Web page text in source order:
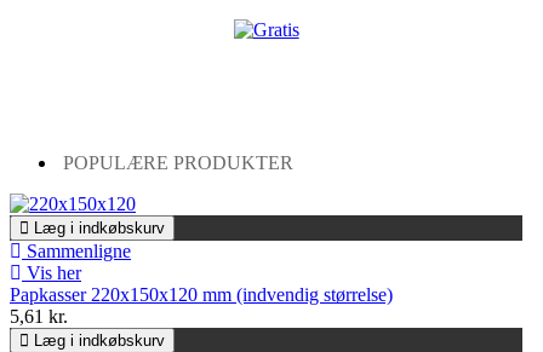
POPULÆRE PRODUKTER
Læg i indkøbskurv
Sammenligne
Vis her
Papkasser 220x150x120 mm (indvendig størrelse)
5,61 kr.
Læg i indkøbskurv